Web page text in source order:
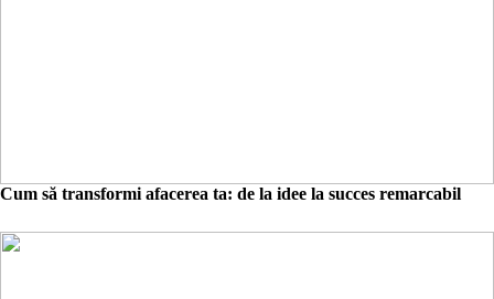
Cum să transformi afacerea ta: de la idee la succes remarcabil